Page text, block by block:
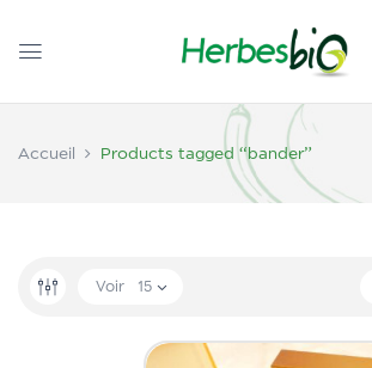
Accueil Products tagged “bander”
Voir 15